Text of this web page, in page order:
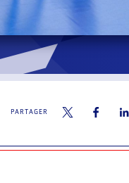
PARTAGER